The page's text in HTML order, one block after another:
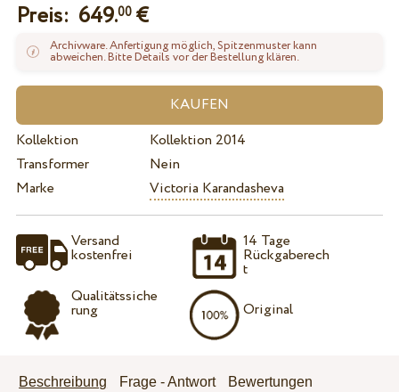
Preis: 649.00€
Archivware. Anfertigung möglich, Spitzenmuster kann
abweichen. Bitte Details vor der Bestellung klären.
Kollektion
Kollektion 2014
Transformer
Nein
Marke
Victoria Karandasheva
Versand
kostenfrei
Qualitätssiche
rung
14 Tage
Rückgaberech
t
Original
Beschreibung Frage - Antwort Bewertungen